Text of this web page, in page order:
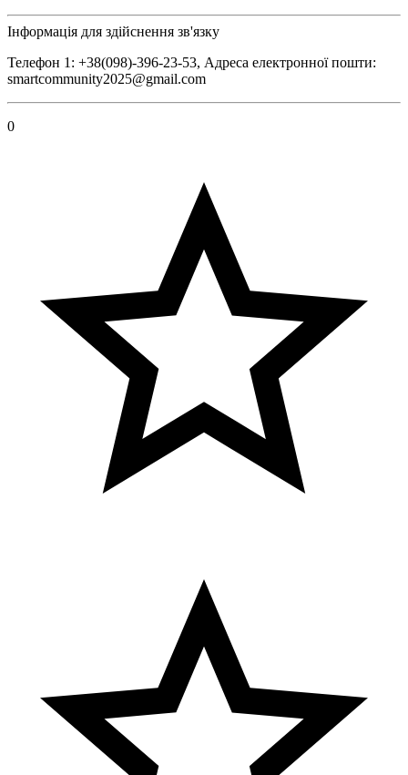
Інформація для здійснення зв'язку
Телефон 1: +38(098)-396-23-53, Адреса електронної пошти:
smartcommunity2025@gmail.com
0